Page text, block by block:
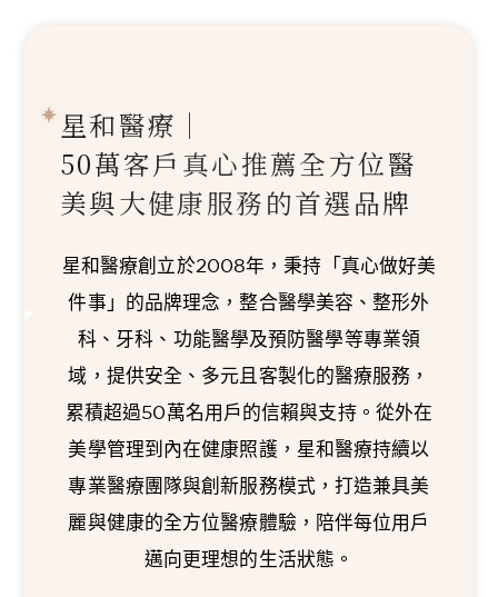
星和醫療｜
50萬客戶真心推薦全方位醫
美與大健康服務的首選品牌
星和醫療創立於2008年，秉持「真心做好美
件事」的品牌理念，整合醫學美容、整形外
科、牙科、功能醫學及預防醫學等專業領
域，提供安全、多元且客製化的醫療服務，
累積超過50萬名用戶的信賴與支持。從外在
美學管理到內在健康照護，星和醫療持續以
專業醫療團隊與創新服務模式，打造兼具美
麗與健康的全方位醫療體驗，陪伴每位用戶
邁向更理想的生活狀態。